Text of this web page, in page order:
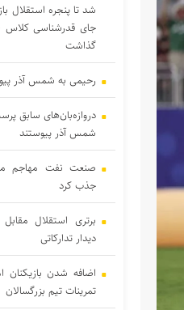
شد تا پنجره استقلال
گذاشت
رحیمی به شمس آذر
دروازه‌بان‌های سابق
شمس آذر پیوستند
صنعت نفت مهاجم
جذب کرد
برتری استقلال
دیدار تدارکاتی
اضافه شدن بازیکنان
تمرینات تیم بزرگسالان